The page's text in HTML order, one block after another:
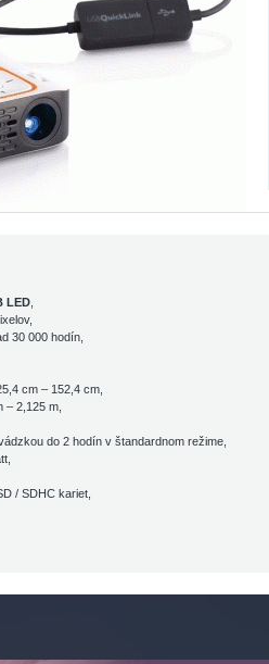
LED
30 000 hodín,
cm – 152,4 cm,
– 2,125 m,
do 2 hodín v štandardnom režime,
/ SDHC kariet,